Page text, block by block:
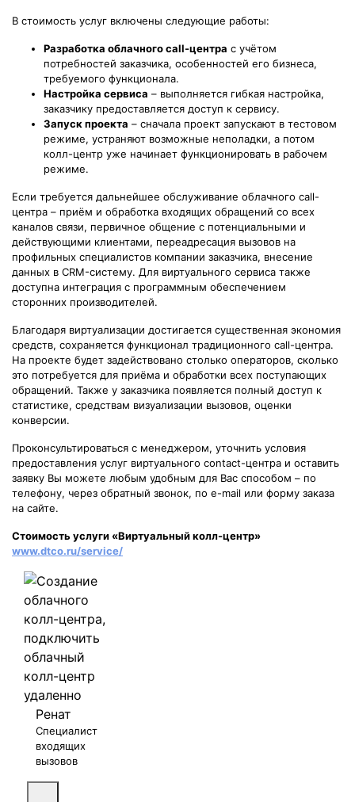
В стоимость услуг включены следующие работы:
Разработка облачного call-центра с учётом
потребностей заказчика, особенностей его бизнеса,
требуемого функционала.
Настройка сервиса – выполняется гибкая настройка,
заказчику предоставляется доступ к сервису.
Запуск проекта – сначала проект запускают в тестовом
режиме, устраняют возможные неполадки, а потом
колл-центр уже начинает функционировать в рабочем
режиме.
Если требуется дальнейшее обслуживание облачного call-
центра – приём и обработка входящих обращений со всех
каналов связи, первичное общение с потенциальными и
действующими клиентами, переадресация вызовов на
профильных специалистов компании заказчика, внесение
данных в CRM-систему. Для виртуального сервиса также
доступна интеграция с программным обеспечением
сторонних производителей.
Благодаря виртуализации достигается существенная экономия
средств, сохраняется функционал традиционного call-центра.
На проекте будет задействовано столько операторов, сколько
это потребуется для приёма и обработки всех поступающих
обращений. Также у заказчика появляется полный доступ к
статистике, средствам визуализации вызовов, оценки
конверсии.
Проконсультироваться с менеджером, уточнить условия
предоставления услуг виртуального contact-центра и оставить
заявку Вы можете любым удобным для Вас способом – по
телефону, через обратный звонок, по e-mail или форму заказа
на сайте.
Стоимость услуги «Виртуальный колл-центр»
www.dtco.ru/service/
Ренат
Специалист
входящих
вызовов